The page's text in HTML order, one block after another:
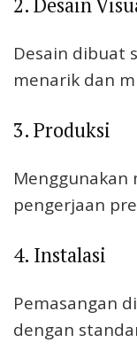
Desain dibuat
menarik dan
3. Produksi
pengerjaan
4. Instalasi
Pemasangan
dengan